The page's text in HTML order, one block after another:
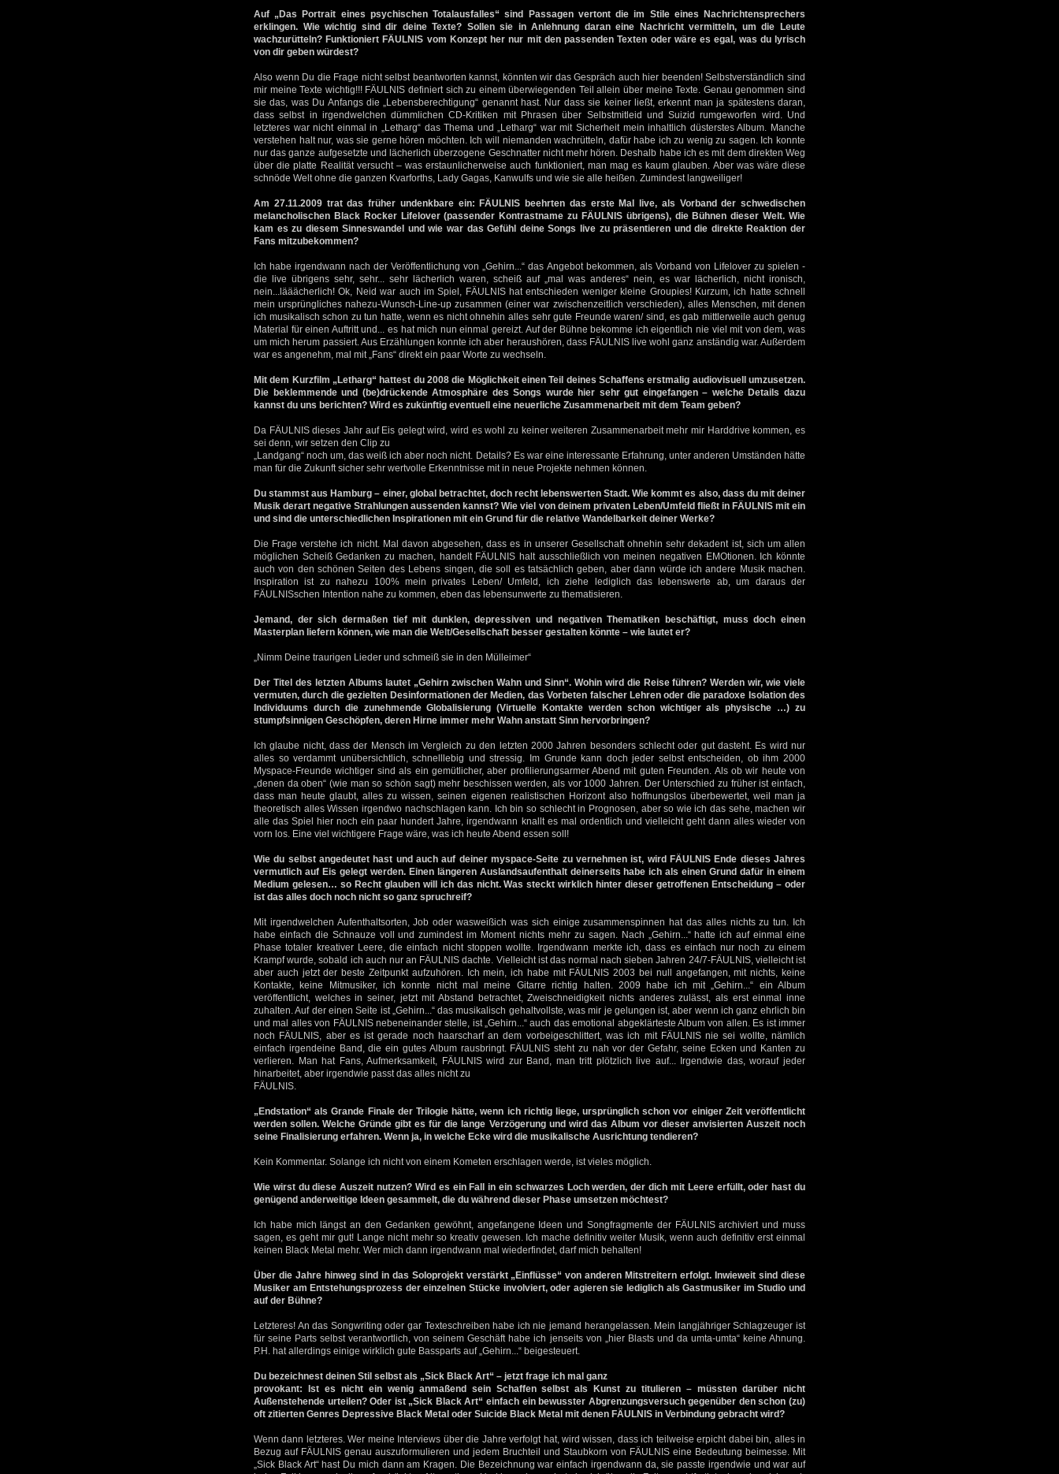
Auf „Das Portrait eines psychischen Totalausfalles“ sind Passagen vertont die im Stile eines Nachrichtensprechers
erklingen. Wie wichtig sind dir deine Texte? Sollen sie in Anlehnung daran eine Nachricht vermitteln, um die Leute
wachzurütteln? Funktioniert FÄULNIS vom Konzept her nur mit den passenden Texten oder wäre es egal, was du lyrisch
von dir geben würdest?
Also wenn Du die Frage nicht selbst beantworten kannst, könnten wir das Gespräch auch hier beenden! Selbstverständlich sind
mir meine Texte wichtig!!! FÄULNIS definiert sich zu einem überwiegenden Teil allein über meine Texte. Genau genommen sind
sie das, was Du Anfangs die „Lebensberechtigung“ genannt hast. Nur dass sie keiner ließt, erkennt man ja spätestens daran,
dass selbst in irgendwelchen dümmlichen CD-Kritiken mit Phrasen über Selbstmitleid und Suizid rumgeworfen wird. Und
letzteres war nicht einmal in „Letharg“ das Thema und „Letharg“ war mit Sicherheit mein inhaltlich düsterstes Album. Manche
verstehen halt nur, was sie gerne hören möchten. Ich will niemanden wachrütteln, dafür habe ich zu wenig zu sagen. Ich konnte
nur das ganze aufgesetzte und lächerlich überzogene Geschnatter nicht mehr hören. Deshalb habe ich es mit dem direkten Weg
über die platte Realität versucht – was erstaunlicherweise auch funktioniert, man mag es kaum glauben. Aber was wäre diese
schnöde Welt ohne die ganzen Kvarforths, Lady Gagas, Kanwulfs und wie sie alle heißen. Zumindest langweiliger!
Am 27.11.2009 trat das früher undenkbare ein: FÄULNIS beehrten das erste Mal live, als Vorband der schwedischen
melancholischen Black Rocker Lifelover (passender Kontrastname zu FÄULNIS übrigens), die Bühnen dieser Welt. Wie
kam es zu diesem Sinneswandel und wie war das Gefühl deine Songs live zu präsentieren und die direkte Reaktion der
Fans mitzubekommen?
Ich habe irgendwann nach der Veröffentlichung von „Gehirn...“ das Angebot bekommen, als Vorband von Lifelover zu spielen -
die live übrigens sehr, sehr... sehr lächerlich waren, scheiß auf „mal was anderes“ nein, es war lächerlich, nicht ironisch,
nein...lääächerlich! Ok, Neid war auch im Spiel, FÄULNIS hat entschieden weniger kleine Groupies! Kurzum, ich hatte schnell
mein ursprüngliches nahezu-Wunsch-Line-up zusammen (einer war zwischenzeitlich verschieden), alles Menschen, mit denen
ich musikalisch schon zu tun hatte, wenn es nicht ohnehin alles sehr gute Freunde waren/ sind, es gab mittlerweile auch genug
Material für einen Auftritt und... es hat mich nun einmal gereizt. Auf der Bühne bekomme ich eigentlich nie viel mit von dem, was
um mich herum passiert. Aus Erzählungen konnte ich aber heraushören, dass FÄULNIS live wohl ganz anständig war. Außerdem
war es angenehm, mal mit „Fans“ direkt ein paar Worte zu wechseln.
Mit dem Kurzfilm „Letharg“ hattest du 2008 die Möglichkeit einen Teil deines Schaffens erstmalig audiovisuell umzusetzen.
Die beklemmende und (be)drückende Atmosphäre des Songs wurde hier sehr gut eingefangen – welche Details dazu
kannst du uns berichten? Wird es zukünftig eventuell eine neuerliche Zusammenarbeit mit dem Team geben?
Da FÄULNIS dieses Jahr auf Eis gelegt wird, wird es wohl zu keiner weiteren Zusammenarbeit mehr mir Harddrive kommen, es
sei denn, wir setzen den Clip zu
„Landgang“ noch um, das weiß ich aber noch nicht. Details? Es war eine interessante Erfahrung, unter anderen Umständen hätte
man für die Zukunft sicher sehr wertvolle Erkenntnisse mit in neue Projekte nehmen können.
Du stammst aus Hamburg – einer, global betrachtet, doch recht lebenswerten Stadt. Wie kommt es also, dass du mit deiner
Musik derart negative Strahlungen aussenden kannst? Wie viel von deinem privaten Leben/Umfeld fließt in FÄULNIS mit ein
und sind die unterschiedlichen Inspirationen mit ein Grund für die relative Wandelbarkeit deiner Werke?
Die Frage verstehe ich nicht. Mal davon abgesehen, dass es in unserer Gesellschaft ohnehin sehr dekadent ist, sich um allen
möglichen Scheiß Gedanken zu machen, handelt FÄULNIS halt ausschließlich von meinen negativen EMOtionen. Ich könnte
auch von den schönen Seiten des Lebens singen, die soll es tatsächlich geben, aber dann würde ich andere Musik machen.
Inspiration ist zu nahezu 100% mein privates Leben/ Umfeld, ich ziehe lediglich das lebenswerte ab, um daraus der
FÄULNISschen Intention nahe zu kommen, eben das lebensunwerte zu thematisieren.
Jemand, der sich dermaßen tief mit dunklen, depressiven und negativen Thematiken beschäftigt, muss doch einen
Masterplan liefern können, wie man die Welt/Gesellschaft besser gestalten könnte – wie lautet er?
„Nimm Deine traurigen Lieder und schmeiß sie in den Mülleimer“
Der Titel des letzten Albums lautet „Gehirn zwischen Wahn und Sinn“. Wohin wird die Reise führen? Werden wir, wie viele
vermuten, durch die gezielten Desinformationen der Medien, das Vorbeten falscher Lehren oder die paradoxe Isolation des
Individuums durch die zunehmende Globalisierung (Virtuelle Kontakte werden schon wichtiger als physische …) zu
stumpfsinnigen Geschöpfen, deren Hirne immer mehr Wahn anstatt Sinn hervorbringen?
Ich glaube nicht, dass der Mensch im Vergleich zu den letzten 2000 Jahren besonders schlecht oder gut dasteht. Es wird nur
alles so verdammt unübersichtlich, schnelllebig und stressig. Im Grunde kann doch jeder selbst entscheiden, ob ihm 2000
Myspace-Freunde wichtiger sind als ein gemütlicher, aber profilierungsarmer Abend mit guten Freunden. Als ob wir heute von
„denen da oben“ (wie man so schön sagt) mehr beschissen werden, als vor 1000 Jahren. Der Unterschied zu früher ist einfach,
dass man heute glaubt, alles zu wissen, seinen eigenen realistischen Horizont also hoffnungslos überbewertet, weil man ja
theoretisch alles Wissen irgendwo nachschlagen kann. Ich bin so schlecht in Prognosen, aber so wie ich das sehe, machen wir
alle das Spiel hier noch ein paar hundert Jahre, irgendwann knallt es mal ordentlich und vielleicht geht dann alles wieder von
vorn los. Eine viel wichtigere Frage wäre, was ich heute Abend essen soll!
Wie du selbst angedeutet hast und auch auf deiner myspace-Seite zu vernehmen ist, wird FÄULNIS Ende dieses Jahres
vermutlich auf Eis gelegt werden. Einen längeren Auslandsaufenthalt deinerseits habe ich als einen Grund dafür in einem
Medium gelesen… so Recht glauben will ich das nicht. Was steckt wirklich hinter dieser getroffenen Entscheidung – oder
ist das alles doch noch nicht so ganz spruchreif?
Mit irgendwelchen Aufenthaltsorten, Job oder wasweißich was sich einige zusammenspinnen hat das alles nichts zu tun. Ich
habe einfach die Schnauze voll und zumindest im Moment nichts mehr zu sagen. Nach „Gehirn...“ hatte ich auf einmal eine
Phase totaler kreativer Leere, die einfach nicht stoppen wollte. Irgendwann merkte ich, dass es einfach nur noch zu einem
Krampf wurde, sobald ich auch nur an FÄULNIS dachte. Vielleicht ist das normal nach sieben Jahren 24/7-FÄULNIS, vielleicht ist
aber auch jetzt der beste Zeitpunkt aufzuhören. Ich mein, ich habe mit FÄULNIS 2003 bei null angefangen, mit nichts, keine
Kontakte, keine Mitmusiker, ich konnte nicht mal meine Gitarre richtig halten. 2009 habe ich mit „Gehirn...“ ein Album
veröffentlicht, welches in seiner, jetzt mit Abstand betrachtet, Zweischneidigkeit nichts anderes zulässt, als erst einmal inne
zuhalten. Auf der einen Seite ist „Gehirn...“ das musikalisch gehaltvollste, was mir je gelungen ist, aber wenn ich ganz ehrlich bin
und mal alles von FÄULNIS nebeneinander stelle, ist „Gehirn...“ auch das emotional abgeklärteste Album von allen. Es ist immer
noch FÄULNIS, aber es ist gerade noch haarscharf an dem vorbeigeschlittert, was ich mit FÄULNIS nie sei wollte, nämlich
einfach irgendeine Band, die ein gutes Album rausbringt. FÄULNIS steht zu nah vor der Gefahr, seine Ecken und Kanten zu
verlieren. Man hat Fans, Aufmerksamkeit, FÄULNIS wird zur Band, man tritt plötzlich live auf... Irgendwie das, worauf jeder
hinarbeitet, aber irgendwie passt das alles nicht zu
FÄULNIS.
„Endstation“ als Grande Finale der Trilogie hätte, wenn ich richtig liege, ursprünglich schon vor einiger Zeit veröffentlicht
werden sollen. Welche Gründe gibt es für die lange Verzögerung und wird das Album vor dieser anvisierten Auszeit noch
seine Finalisierung erfahren. Wenn ja, in welche Ecke wird die musikalische Ausrichtung tendieren?
Kein Kommentar. Solange ich nicht von einem Kometen erschlagen werde, ist vieles möglich.
Wie wirst du diese Auszeit nutzen? Wird es ein Fall in ein schwarzes Loch werden, der dich mit Leere erfüllt, oder hast du
genügend anderweitige Ideen gesammelt, die du während dieser Phase umsetzen möchtest?
Ich habe mich längst an den Gedanken gewöhnt, angefangene Ideen und Songfragmente der FÄULNIS archiviert und muss
sagen, es geht mir gut! Lange nicht mehr so kreativ gewesen. Ich mache definitiv weiter Musik, wenn auch definitiv erst einmal
keinen Black Metal mehr. Wer mich dann irgendwann mal wiederfindet, darf mich behalten!
Über die Jahre hinweg sind in das Soloprojekt verstärkt „Einflüsse“ von anderen Mitstreitern erfolgt. Inwieweit sind diese
Musiker am Entstehungsprozess der einzelnen Stücke involviert, oder agieren sie lediglich als Gastmusiker im Studio und
auf der Bühne?
Letzteres! An das Songwriting oder gar Texteschreiben habe ich nie jemand herangelassen. Mein langjähriger Schlagzeuger ist
für seine Parts selbst verantwortlich, von seinem Geschäft habe ich jenseits von „hier Blasts und da umta-umta“ keine Ahnung.
P.H. hat allerdings einige wirklich gute Bassparts auf „Gehirn...“ beigesteuert.
Du bezeichnest deinen Stil selbst als „Sick Black Art“ – jetzt frage ich mal ganz
provokant: Ist es nicht ein wenig anmaßend sein Schaffen selbst als Kunst zu titulieren – müssten darüber nicht
Außenstehende urteilen? Oder ist „Sick Black Art“ einfach ein bewusster Abgrenzungsversuch gegenüber den schon (zu)
oft zitierten Genres Depressive Black Metal oder Suicide Black Metal mit denen FÄULNIS in Verbindung gebracht wird?
Wenn dann letzteres. Wer meine Interviews über die Jahre verfolgt hat, wird wissen, dass ich teilweise erpicht dabei bin, alles in
Bezug auf FÄULNIS genau auszuformulieren und jedem Bruchteil und Staubkorn von FÄULNIS eine Bedeutung beimesse. Mit
„Sick Black Art“ hast Du mich dann am Kragen. Die Bezeichnung war einfach irgendwann da, sie passte irgendwie und war auf